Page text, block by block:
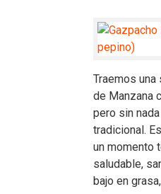
Traemos
de Manzana
pero sin
tradicional.
un momento
saludable,
bajo en